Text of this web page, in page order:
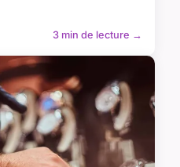
3 min de lecture →